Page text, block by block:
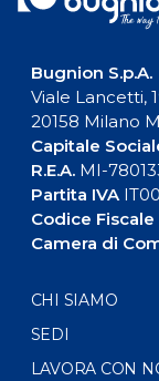
Bugnion S.p.A.
Viale Lancetti,
20158 Milano
Capitale
R.E.A.MI-
Partita IVA
Codice Fiscale
Camera di
CHI SIAMO
SEDI
LAVORA CON